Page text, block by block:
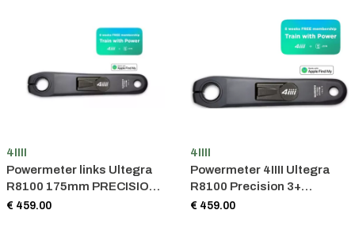
4IIII
Powermeter links Ultegra
R8100 175mm PRECISION
3+
€ 459.00
4IIII
Powermeter 4IIII Ultegra
R8100 Precision 3+
172,5mm links
€ 459.00